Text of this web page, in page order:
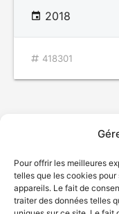
Pour offrir les meilleures
telles que les cookies
appareils. Le fait de
traiter des données telles
2018
418301